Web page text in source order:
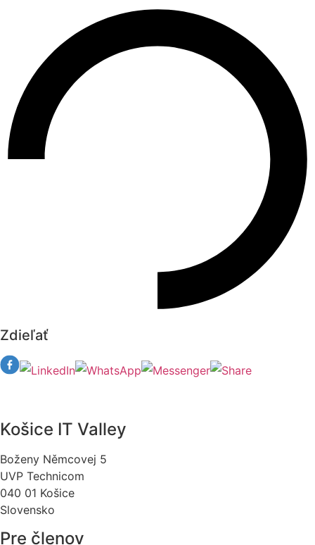
Zdieľať
Košice IT Valley
Boženy Němcovej 5
UVP Technicom
040 01 Košice
Slovensko
Pre členov